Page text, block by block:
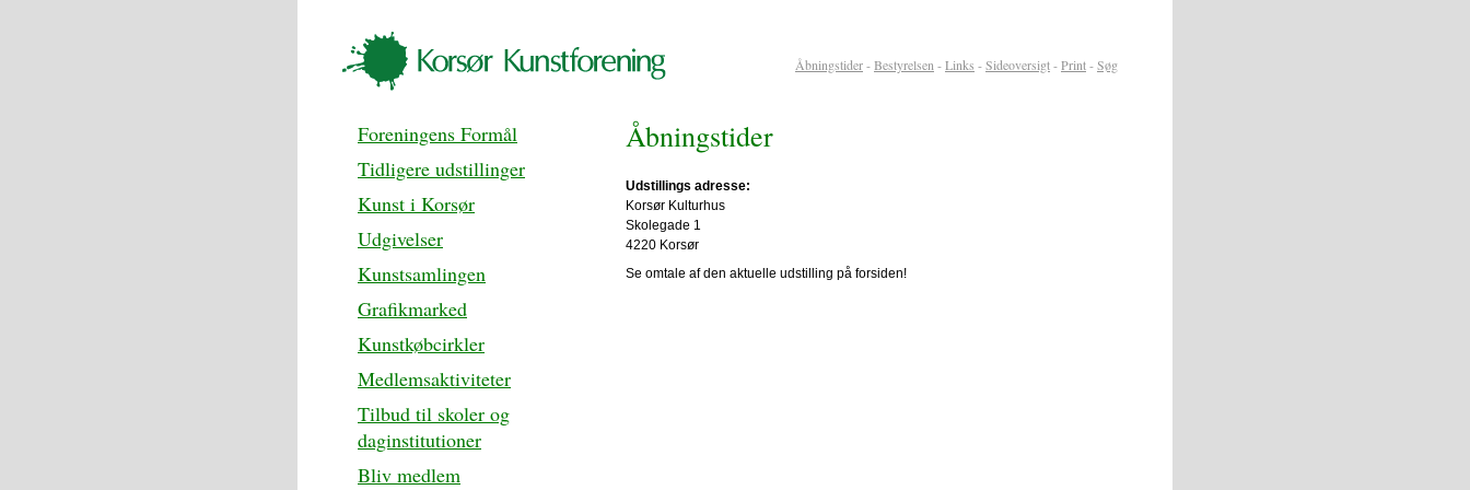
Åbningstider-Bestyrelsen -Links -Sideoversigt-Print-Søg
Foreningens Formål
Tidligere udstillinger
Kunst i Korsør
Udgivelser
Kunstsamlingen
Grafikmarked
Kunstkøbcirkler
Medlemsaktiviteter
Tilbud til skoler og
daginstitutioner
Bliv medlem
Åbningstider
Udstillings adresse:
Korsør Kulturhus
Skolegade 1
4220 Korsør
Se omtale af den aktuelle udstilling på forsiden!